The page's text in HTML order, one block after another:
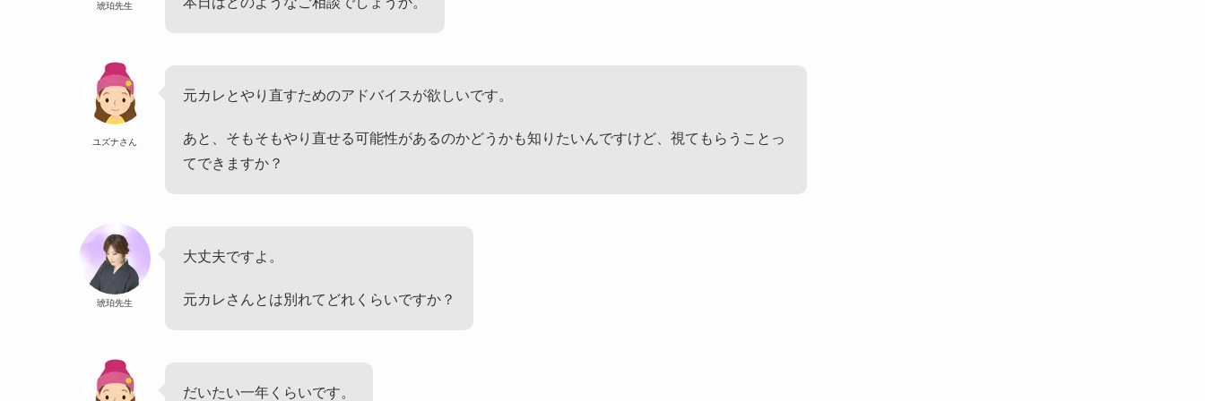
琥珀先生
ユズナさん
元カレとやり直すためのアドバイスが欲しいです。
あと、そもそもやり直せる可能性があるのかどうかも知りたいんですけど、視てもらうことっ
てできますか？
琥珀先生
大丈夫ですよ。
元カレさんとは別れてどれくらいですか？
だいたい一年くらいです。